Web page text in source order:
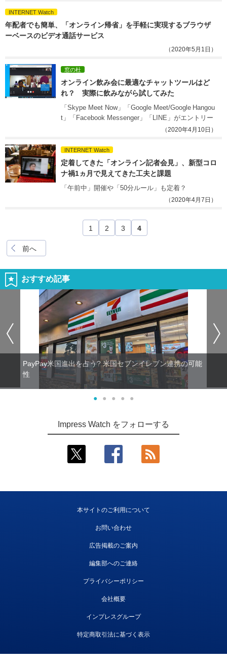
INTERNET Watch
年配者でも簡単、「オンライン帰省」を手軽に実現するブラウザ
ーベースのビデオ通話サービス
（2020年5月1日）
窓の杜
オンライン飲み会に最適なチャットツールはど
れ？　実際に飲みながら試してみた
「Skype Meet Now」「Google Meet/Google Hangou
t」「Facebook Messenger」「LINE」がエントリー
（2020年4月10日）
INTERNET Watch
定着してきた「オンライン記者会見」、新型コロ
ナ禍1ヵ月で見えてきた工夫と課題
「午前中」開催や「50分ルール」も定着？
（2020年4月7日）
前へ
1 2 3 4
おすすめ記事
PayPay米国進出を占う? 米国セブンイレブン連携の可能
性
● ● ● ● ●
Impress Watch をフォローする
本サイトのご利用について
お問い合わせ
広告掲載のご案内
編集部へのご連絡
プライバシーポリシー
会社概要
インプレスグループ
特定商取引法に基づく表示